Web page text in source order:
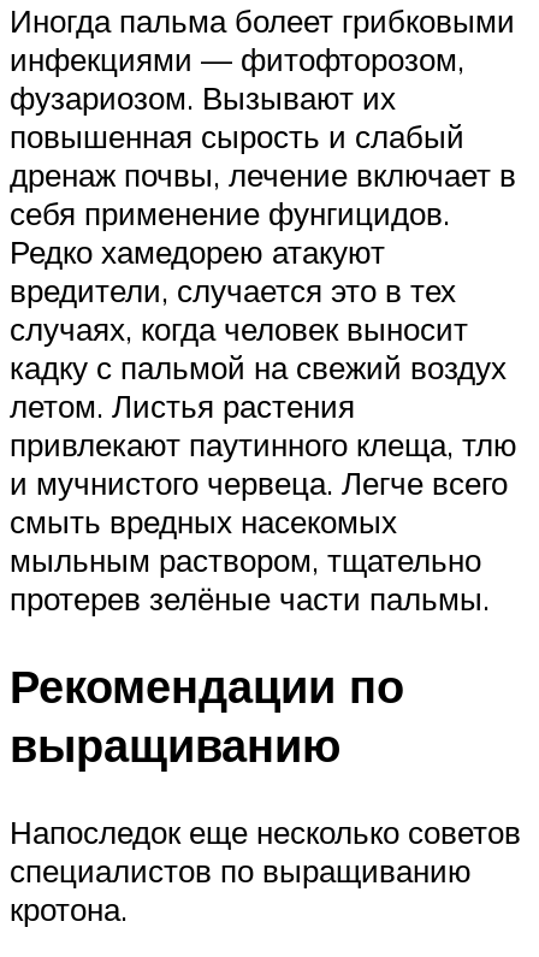
Иногда пальма болеет грибковыми
инфекциями — фитофторозом,
фузариозом. Вызывают их
повышенная сырость и слабый
дренаж почвы, лечение включает в
себя применение фунгицидов.
Редко хамедорею атакуют
вредители, случается это в тех
случаях, когда человек выносит
кадку с пальмой на свежий воздух
летом. Листья растения
привлекают паутинного клеща, тлю
и мучнистого червеца. Легче всего
смыть вредных насекомых
мыльным раствором, тщательно
протерев зелёные части пальмы.
Рекомендации по
выращиванию
Напоследок еще несколько советов
специалистов по выращиванию
кротона.